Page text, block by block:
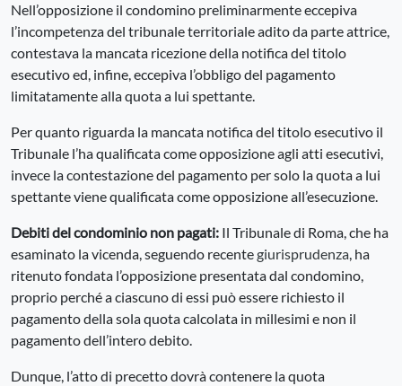
Nell’opposizione il condomino preliminarmente eccepiva
l’incompetenza del tribunale territoriale adito da parte attrice,
contestava la mancata ricezione della notifica del titolo
esecutivo ed, infine, eccepiva l’obbligo del pagamento
limitatamente alla quota a lui spettante.
Per quanto riguarda la mancata notifica del titolo esecutivo il
Tribunale l’ha qualificata come opposizione agli atti esecutivi,
invece la contestazione del pagamento per solo la quota a lui
spettante viene qualificata come opposizione all’esecuzione.
Debiti del condominio non pagati: Il Tribunale di Roma, che ha
esaminato la vicenda, seguendo recentegiurisprudenza, ha
ritenuto fondata l’opposizione presentata dal condomino,
proprio perché a ciascuno di essi può essere richiesto il
pagamento della sola quota calcolata in millesimi e non il
pagamento dell’intero debito.
Dunque, l’atto di precetto dovrà contenere la quota